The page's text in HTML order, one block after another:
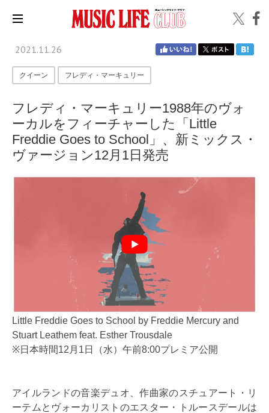
2021.11.26
クイーン フレディ・マーキュリー
フレディ・マーキュリー1988年のヴォ
ーカルをフィーチャーした「Little
Freddie Goes to School」、新ミックス・
ヴァージョン12月1日発売
Little Freddie Goes to School by Freddie Mercury and
Stuart Leathem feat. Esther Trousdale
※日本時間12月1日（水）午前8:00プレミア公開
アイルランドの音楽デュオ、作曲家のスチュアート・リ
ーテムとヴォーカリストのエスター・トルースデールは